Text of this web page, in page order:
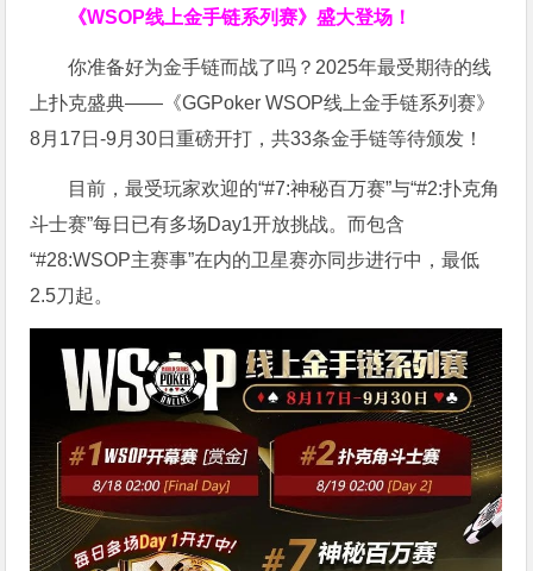
《WSOP线上金手链系列赛》盛大登场！
你准备好为金手链而战了吗？2025年最受期待的线
上扑克盛典——《GGPoker WSOP线上金手链系列赛》
8月17日-9月30日重磅开打，共33条金手链等待颁发！
目前，最受玩家欢迎的“#7:神秘百万赛”与“#2:扑克角
斗士赛”每日已有多场Day1开放挑战。而包含
“#28:WSOP主赛事”在内的卫星赛亦同步进行中，最低
2.5刀起。